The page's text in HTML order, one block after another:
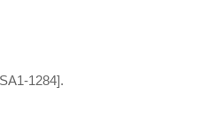
1284].